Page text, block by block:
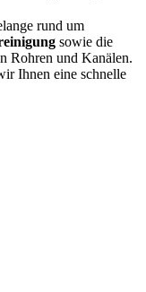
rund um
sowie die
Rohren und Kanälen.
Ihnen eine schnelle